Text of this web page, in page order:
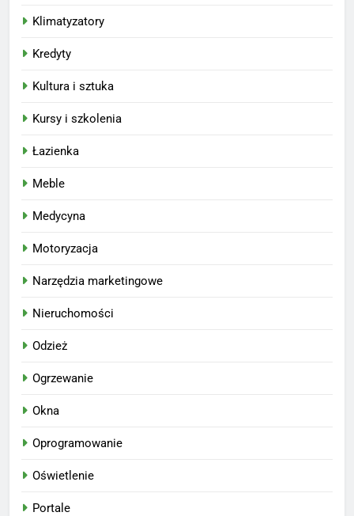
Klimatyzatory
Kredyty
Kultura i sztuka
Kursy i szkolenia
Łazienka
Meble
Medycyna
Motoryzacja
Narzędzia marketingowe
Nieruchomości
Odzież
Ogrzewanie
Okna
Oprogramowanie
Oświetlenie
Portale